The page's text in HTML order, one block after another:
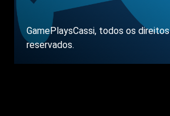
GamePlaysCassi, todos os direitos
reservados.